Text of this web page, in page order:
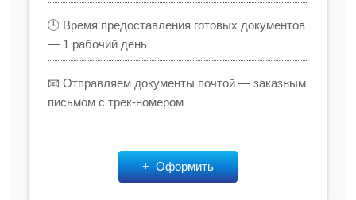
🕒 Время предоставления готовых документов
— 1 рабочий день
📧 Отправляем документы почтой — заказным
письмом с трек-номером
Оформить